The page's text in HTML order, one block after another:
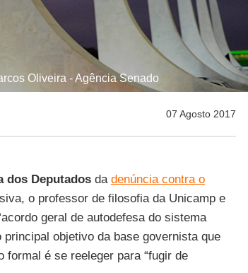
Oliveira - Agência Senado
07 Agosto 2017
dos Deputadosda denúncia contra o
o professor de filosofia da Unicamp e
geral de autodefesa do sistema
principal objetivo da base governista que
é se reeleger para “fugir de